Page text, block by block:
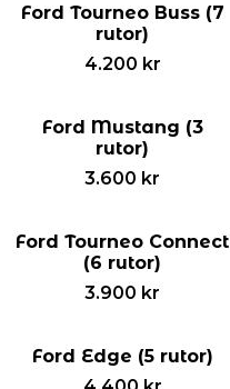
Ford Tourneo Buss (7
rutor)
4.200 kr
Ford Mustang (3
rutor)
3.600 kr
Ford Tourneo Connect
(6 rutor)
3.900 kr
Ford Edge (5 rutor)